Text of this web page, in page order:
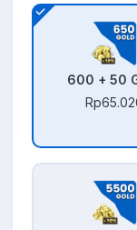
600 + 50